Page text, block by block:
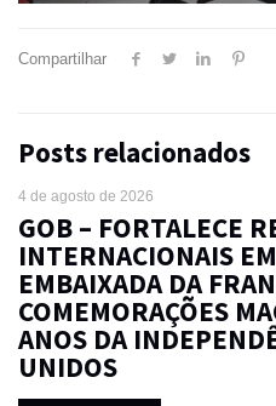
Compartilhar
Posts relacionados
4 de agosto de 2026
GOB – FORTALECE
INTERNACIONAIS
EMBAIXADA DA
COMEMORAÇÕES
ANOS DA
UNIDOS